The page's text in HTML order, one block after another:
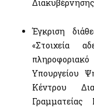
Μισθοδοσία
e-Δελτίο Ατομικής
Ακίνητα
Εκτιμήσεις Τιμών
Μητρώο Αξιών
Αιγιαλοί - Δημόσια
Ευρετήριο και Χάρτης
e-Aιτήσεις προς τις
Ψηφιακές Υπηρεσίες
Επιχειρήσεις
Διακυβέρνησης
Έγκριση
«Στοιχεία
Υπουργείου
Κέντρου